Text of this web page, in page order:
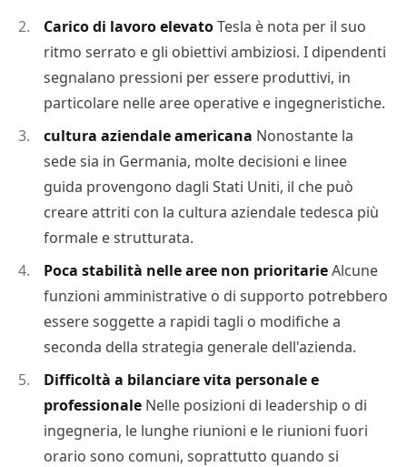
Carico di lavoro elevatoTesla è nota per il suo
ritmo serrato e gli obiettivi ambiziosi. I dipendenti
segnalano pressioni per essere produttivi, in
particolare nelle aree operative e ingegneristiche.
cultura aziendale americana Nonostante la
sede sia in Germania, molte decisioni e linee
guida provengono dagli Stati Uniti, il che può
creare attriti con la cultura aziendale tedesca più
formale e strutturata.
Poca stabilità nelle aree non prioritarieAlcune
funzioni amministrative o di supporto potrebbero
essere soggette a rapidi tagli o modifiche a
seconda della strategia generale dell'azienda.
Difficoltà a bilanciare vita personale e
professionale Nelle posizioni di leadership o di
ingegneria, le lunghe riunioni e le riunioni fuori
orario sono comuni, soprattutto quando si